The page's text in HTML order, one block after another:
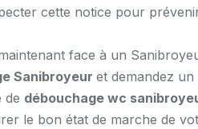
cette notice pour
face à un
Sanibroyeur et demandez
de débouchage wc
le bon état de marche de